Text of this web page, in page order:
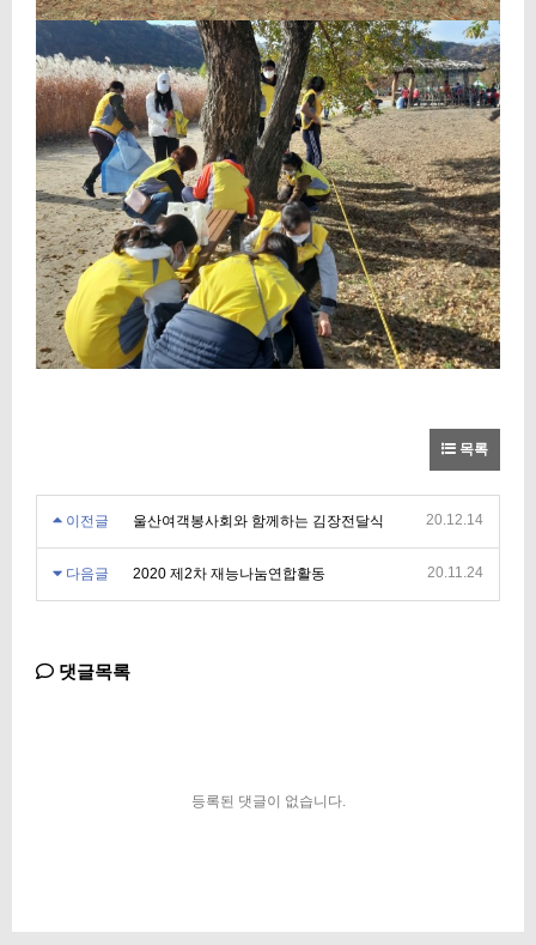
목록
이전글 울산여객봉사회와 함께하는 김장전달식 20.12.14
다음글 2020 제2차 재능나눔연합활동 20.11.24
댓글목록
등록된 댓글이 없습니다.